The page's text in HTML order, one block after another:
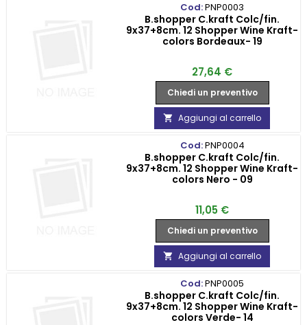
Cod:PNP0003
B.shopper C.kraft Colc/fin.
9x37+8cm. 12 Shopper Wine Kraft-
colors Bordeaux- 19
Prezzo
27,64 €
Chiedi un preventivo
 Aggiungi al carrello
Cod:PNP0004
B.shopper C.kraft Colc/fin.
9x37+8cm. 12 Shopper Wine Kraft-
colors Nero - 09
Prezzo
11,05 €
Chiedi un preventivo
 Aggiungi al carrello
Cod:PNP0005
B.shopper C.kraft Colc/fin.
9x37+8cm. 12 Shopper Wine Kraft-
colors Verde- 14